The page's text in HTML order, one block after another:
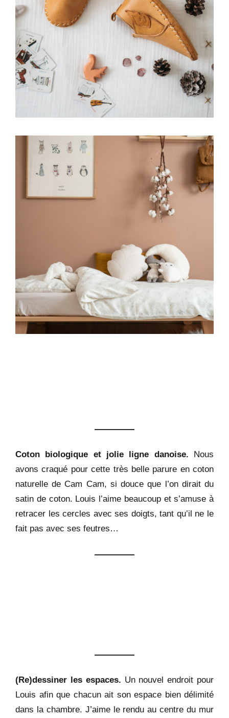
Coton biologique et jolie ligne danoise. Nous
avons craqué pour cette très belle parure en coton
naturelle de Cam Cam, si douce que l’on dirait du
satin de coton. Louis l’aime beaucoup et s’amuse à
retracer les cercles avec ses doigts, tant qu’il ne le
fait pas avec ses feutres…
(Re)dessiner les espaces. Un nouvel endroit pour
Louis afin que chacun ait son espace bien délimité
dans la chambre. J’aime le rendu au centre du mur